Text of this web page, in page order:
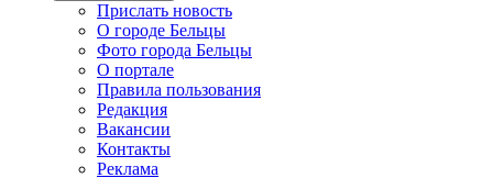
Прислать новость
О городе Бельцы
Фото города Бельцы
О портале
Правила пользования
Редакция
Вакансии
Контакты
Реклама